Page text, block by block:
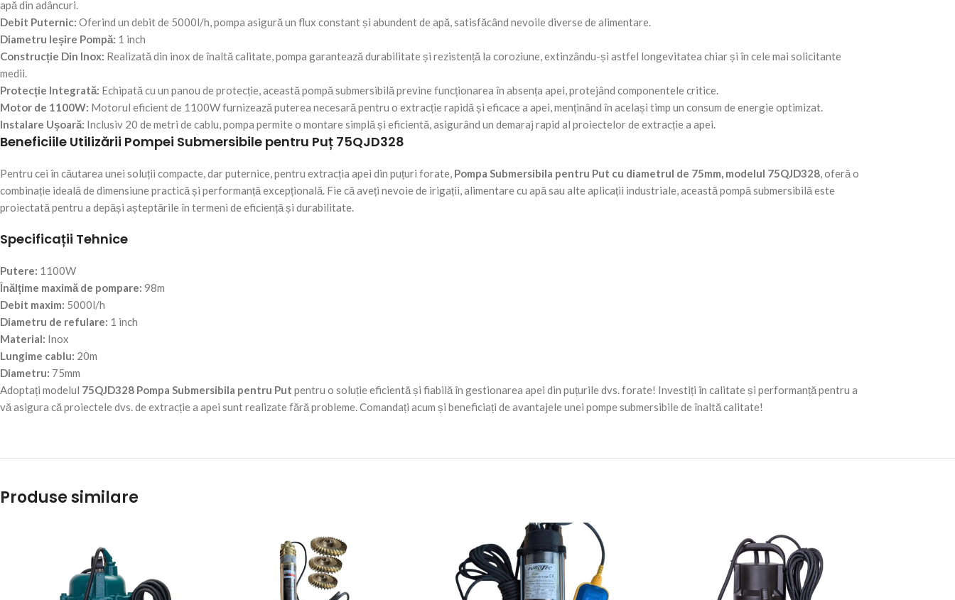
apă din adâncuri.
Debit Puternic: Oferind un debit de 5000l/h, pompa asigură un flux constant și abundent de apă, satisfăcând nevoile diverse de alimentare.
Diametru Ieșire Pompă: 1 inch
Construcție Din Inox: Realizată din inox de înaltă calitate, pompa garantează durabilitate și rezistență la coroziune, extinzându-și astfel longevitatea chiar și în cele mai solicitante
medii.
Protecție Integrată: Echipată cu un panou de protecție, această pompă submersibilă previne funcționarea în absența apei, protejând componentele critice.
Motor de 1100W: Motorul eficient de 1100W furnizează puterea necesară pentru o extracție rapidă și eficace a apei, menținând în același timp un consum de energie optimizat.
Instalare Ușoară: Inclusiv 20 de metri de cablu, pompa permite o montare simplă și eficientă, asigurând un demaraj rapid al proiectelor de extracție a apei.
Beneficiile Utilizării Pompei Submersibile pentru Puț 75QJD328
Pentru cei în căutarea unei soluții compacte, dar puternice, pentru extracția apei din puțuri forate, Pompa Submersibila pentru Put cu diametrul de 75mm, modelul 75QJD328, oferă o
combinație ideală de dimensiune practică și performanță excepțională. Fie că aveți nevoie de irigații, alimentare cu apă sau alte aplicații industriale, această pompă submersibilă este
proiectată pentru a depăși așteptările în termeni de eficiență și durabilitate.
Specificații Tehnice
Putere: 1100W
Înălțime maximă de pompare: 98m
Debit maxim: 5000l/h
Diametru de refulare: 1 inch
Material: Inox
Lungime cablu: 20m
Diametru: 75mm
Adoptați modelul 75QJD328 Pompa Submersibila pentru Put pentru o soluție eficientă și fiabilă în gestionarea apei din puțurile dvs. forate! Investiți în calitate și performanță pentru a
vă asigura că proiectele dvs. de extracție a apei sunt realizate fără probleme. Comandați acum și beneficiați de avantajele unei pompe submersibile de înaltă calitate!
Produse similare